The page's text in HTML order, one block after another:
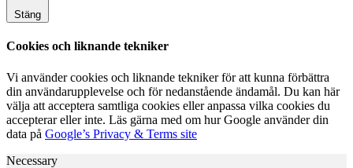
Stäng
Cookies och liknande tekniker
Vi använder cookies och liknande tekniker för att kunna förbättra
din användarupplevelse och för nedanstående ändamål. Du kan här
välja att acceptera samtliga cookies eller anpassa vilka cookies du
accepterar eller inte. Läs gärna med om hur Google använder din
data på Google’s Privacy & Terms site
Necessary